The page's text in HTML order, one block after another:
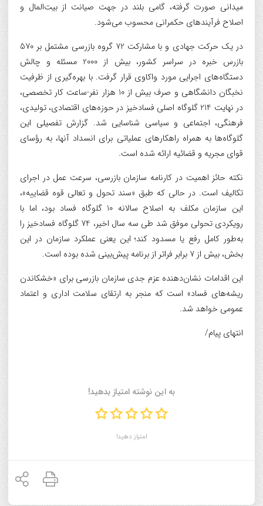
میدانی صورت گرفته، گامی بلند در جهت صیانت از بیت‌المال و
اصلاح فرآیند‌های حکمرانی محسوب می‌شود.
در یک حرکت جهادی و با مشارکت 72 گروه بازرسی مشتمل بر 570
بازرس خبره در سراسر کشور، بیش از 2000 مسئله و چالش
دستگاه‌های اجرایی مورد واکاوی قرار گرفت. با بهره‌گیری از ظرفیت
نخبگان دانشگاهی و صرف بیش از 10 هزار نفر-ساعت کار تخصصی،
در نهایت 214 گلوگاه اصلی فسادخیز در حوزه‌های اقتصادی، تولیدی،
فرهنگی، اجتماعی و سیاسی شناسایی شد. گزارش تفصیلی این
گلوگاه‌ها به همراه راهکار‌های عملیاتی برای انسداد آنها، به رؤسای
قوای مجریه و قضائیه ارائه شده است.
نکته حائز اهمیت در کارنامه سازمان بازرسی، سرعت عمل در اجرای
تکالیف است. در حالی که طبق «سند تحول و تعالی قوه قضاییه»،
این سازمان مکلف به اصلاح سالانه 10 گلوگاه فساد بود، اما با
رویکردی تحولی موفق شد طی سه سال اخیر، 74 گلوگاه فسادخیز را
به‌طور کامل رفع یا مسدود کند؛ این یعنی عملکرد سازمان در این
بخش، بیش از 7 برابر فراتر از برنامه پیش‌بینی شده بوده است.
این اقدامات نشان‌دهنده عزم جدی سازمان بازرسی برای «خشکاندن
ریشه‌های فساد» است که منجر به ارتقای سلامت اداری و اعتماد
عمومی خواهد شد.
انتهای پیام/
به این نوشته امتیاز بدهید!
امتیاز دهید!